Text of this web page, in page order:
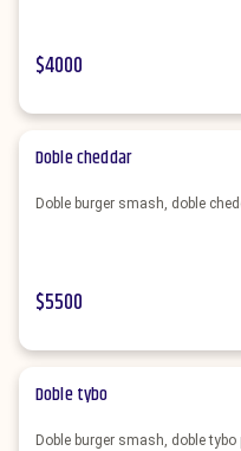
$4000
Doble cheddar
Doble burger smash, doble
$5500
Doble tybo
Doble burger smash, doble tybo